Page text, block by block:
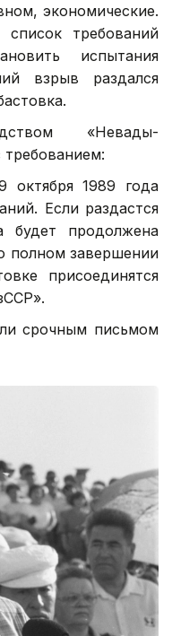
экономические.
требований
испытания
взрыв раздался
«Невады-
октября 1989 года
Если раздастся
будет продолжена
полном завершении
присоединятся
срочным письмом